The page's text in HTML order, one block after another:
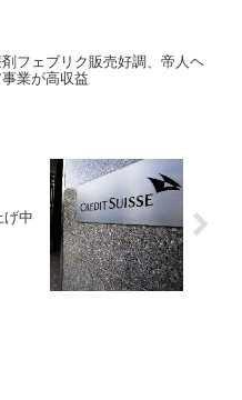
フェブリク販売好調、帝人ヘ
業が高収益
げ中